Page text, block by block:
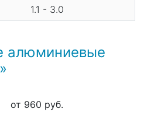
1.1 - 3.0
алюминиевые
от 960 руб.